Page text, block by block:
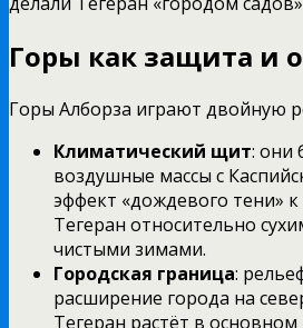
Горы как защита и
Горы Алборза играют двойную
Климатический щит: они
воздушные массы с
эффект «дождевого тени»
Тегеран относительно
чистыми зимами.
Городская граница:
расширение города на
Тегеран растёт в